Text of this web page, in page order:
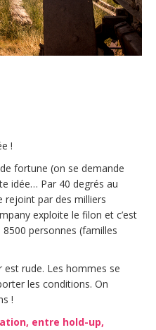
!
fortune (on se demande
idée… Par 40 degrés au
rejoint par des milliers
exploite le filon et c’est
8500 personnes (familles
est rude. Les hommes se
les conditions. On
!
entre hold-up,